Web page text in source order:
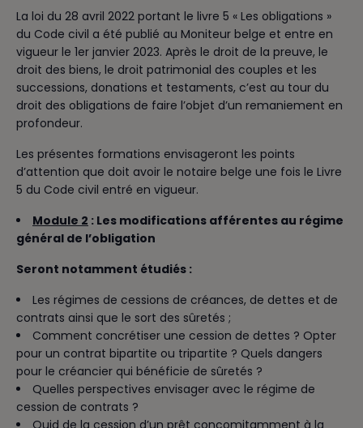
La loi du 28 avril 2022 portant le livre 5 « Les obligations »
du Code civil a été publié au Moniteur belge et entre en
vigueur le 1er janvier 2023. Après le droit de la preuve, le
droit des biens, le droit patrimonial des couples et les
successions, donations et testaments, c’est au tour du
droit des obligations de faire l’objet d’un remaniement en
profondeur.
Les présentes formations envisageront les points
d’attention que doit avoir le notaire belge une fois le Livre
5 du Code civil entré en vigueur.
Module 2 : Les modifications afférentes au régime
général de l’obligation
Seront notamment étudiés :
Les régimes de cessions de créances, de dettes et de
contrats ainsi que le sort des sûretés ;
Comment concrétiser une cession de dettes ? Opter
pour un contrat bipartite ou tripartite ? Quels dangers
pour le créancier qui bénéficie de sûretés ?
Quelles perspectives envisager avec le régime de
cession de contrats ?
Quid de la cession d’un prêt concomitamment à la